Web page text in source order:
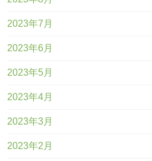
2023年7月
2023年6月
2023年5月
2023年4月
2023年3月
2023年2月